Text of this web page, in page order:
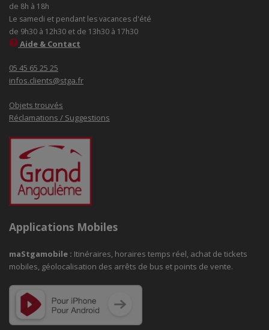
de 8h à 18h
Le samedi et pendant les vacances d'été
de 9h30 à 12h30 et de 13h30 à 17h30
Aide & Contact
05 45 65 25 25
infos.clients@stga.fr
Objets trouvés
Réclamations / Suggestions
Applications Mobiles
maStgamobile : Itinéraires, horaires temps réel, achat de tickets
mobiles, géolocalisation des arrêts de bus et points de vente.